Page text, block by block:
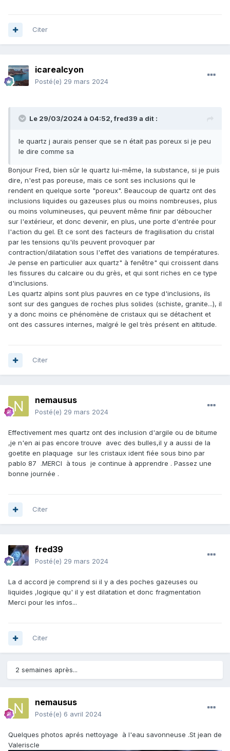
Citer
icarealcyon
Posté(e) 29 mars 2024
Le 29/03/2024 à 04:52,fred39 a dit :
le quartz j aurais penser que se n était pas poreux si je peu
le dire comme sa
Bonjour Fred, bien sûr le quartz lui-même, la substance, si je puis
dire, n'est pas poreuse, mais ce sont ses inclusions qui le
rendent en quelque sorte "poreux". Beaucoup de quartz ont des
inclusions liquides ou gazeuses plus ou moins nombreuses, plus
ou moins volumineuses, qui peuvent même finir par déboucher
sur l'extérieur, et donc devenir, en plus, une porte d'entrée pour
l'action du gel. Et ce sont des facteurs de fragilisation du cristal
par les tensions qu'ils peuvent provoquer par
contraction/dilatation sous l'effet des variations de températures.
Je pense en particulier aux quartz" à fenêtre" qui croissent dans
les fissures du calcaire ou du grès, et qui sont riches en ce type
d'inclusions.
Les quartz alpins sont plus pauvres en ce type d'inclusions, ils
sont sur des gangues de roches plus solides (schiste, granite...), il
y a donc moins ce phénomène de cristaux qui se détachent et
ont des cassures internes, malgré le gel très présent en altitude.
Citer
nemausus
Posté(e) 29 mars 2024
Effectivement mes quartz ont des inclusion d'argile ou de bitume
,je n'en ai pas encore trouve avec des bulles,il y a aussi de la
goetite en plaquage sur les cristaux ident fiée sous bino par
pablo 87 .MERCI à tous je continue à apprendre . Passez une
bonne journée .
Citer
fred39
Posté(e) 29 mars 2024
La d accord je comprend si il y a des poches gazeuses ou
liquides ,logique qu' il y est dilatation et donc fragmentation
Merci pour les infos...
Citer
2 semaines après...
nemausus
Posté(e) 6 avril 2024
Quelques photos aprés nettoyage à l'eau savonneuse .St jean de
Valeriscle